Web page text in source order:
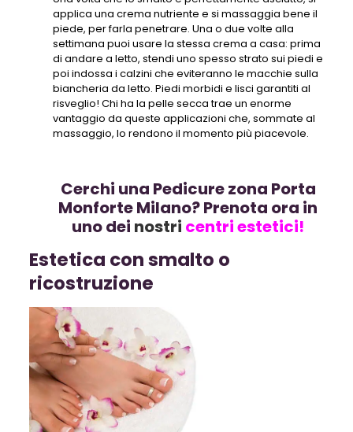
applica una crema nutriente e si massaggia bene il
piede, per farla penetrare. Una o due volte alla
settimana puoi usare la stessa crema a casa: prima
di andare a letto, stendi uno spesso strato sui piedi e
poi indossa i calzini che eviteranno le macchie sulla
biancheria da letto. Piedi morbidi e lisci garantiti al
risveglio! Chi ha la pelle secca trae un enorme
vantaggio da queste applicazioni che, sommate al
massaggio, lo rendono il momento più piacevole.
Cerchi una Pedicure zona Porta
Monforte Milano? Prenota ora in
uno dei nostri centri estetici!
Estetica con smalto o
ricostruzione